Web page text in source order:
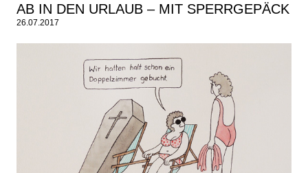
AB IN DEN URLAUB – MIT SPERRGEPÄCK
26.07.2017